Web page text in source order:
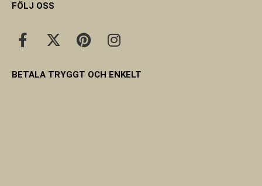
FÖLJ OSS
BETALA TRYGGT OCH ENKELT